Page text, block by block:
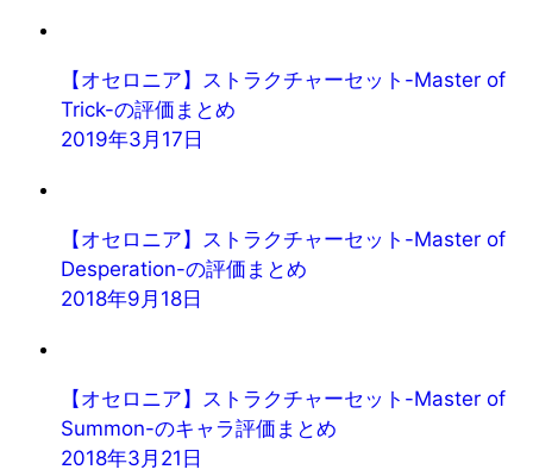
【オセロニア】ストラクチャーセット-Master of
Trick-の評価まとめ
2019年3月17日
【オセロニア】ストラクチャーセット-Master of
Desperation-の評価まとめ
2018年9月18日
【オセロニア】ストラクチャーセット-Master of
Summon-のキャラ評価まとめ
2018年3月21日